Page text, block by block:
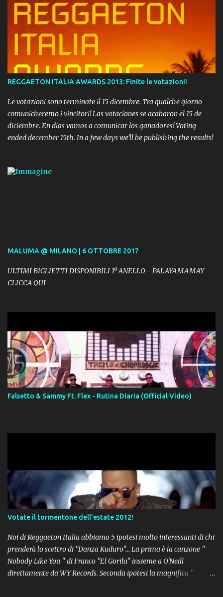
REGGAETON ITALIA AWARDS 2013: Finite le votazioni!
Le votazioni sono terminate il 15 dicembre. Tra qualche giorno
comunicheremo i vincitori! Las votaciones se acabaron el 15 de
diciembre. En dias vamos a comunicar los ganadores! Voting
ended december 15th. In a few days we'll be publishing the results!
MALUMA @ MILANO | 6 OTTOBRE 2017
ULTIMI BIGLIETTI DISPONIBILI 1º ANELLO - PALAYAMAMAY
CLICCA QUI
Falsetto & Sammy Ft. Flex - Rutina Diaria (Official Video)
Votate il tormentone dell'estate 2012!
Noi di Reggaeton Italia abbiamo 5 ipotesi molto interessanti di chi
prenderà lo scettro di "Danza Kuduro"... La prima è la canzone "
Nobody Like You " di Franco "El Gorila" insieme a O'Neill
direttamente da WY Records. Seconda ipotesi la magnifica "